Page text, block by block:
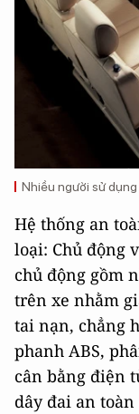
Nhiều người sử
Hệ thống an
loại: Chủ động
chủ động gồm
trên xe nhằm
tai nạn, chẳng
phanh ABS,
cân bằng điện
dây đai an